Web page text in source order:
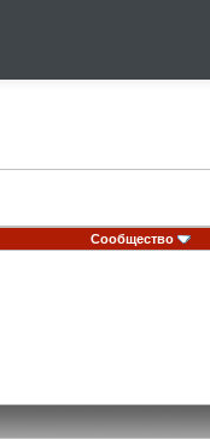
Сообщество